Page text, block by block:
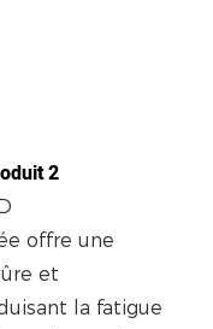
2
offre une
et
la fatigue